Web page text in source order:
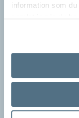
information som
samlat in när du